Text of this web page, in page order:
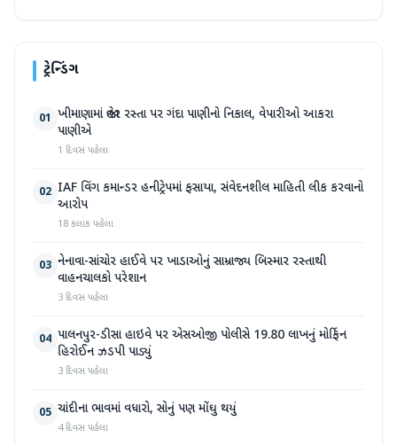
ટ્રેન્ડિંગ
01 ખીમાણામાં જાહેર રસ્તા પર ગંદા પાણીનો નિકાલ, વેપારીઓ આકરા
પાણીએ
1 દિવસ પહેલા
02 IAF વિંગ કમાન્ડર હનીટ્રેપમાં ફસાયા, સંવેદનશીલ માહિતી લીક કરવાનો
આરોપ
18 કલાક પહેલા
03 નેનાવા-સાંચોર હાઈવે પર ખાડાઓનું સામ્રાજ્ય બિસ્માર રસ્તાથી
વાહનચાલકો પરેશાન
3 દિવસ પહેલા
04 પાલનપુર-ડીસા હાઇવે પર એસઓજી પોલીસે 19.80 લાખનું મોર્ફિન
હિરોઈન ઝડપી પાડ્યું
3 દિવસ પહેલા
05 ચાંદીના ભાવમાં વધારો, સોનું પણ મોંઘુ થયું
4 દિવસ પહેલા